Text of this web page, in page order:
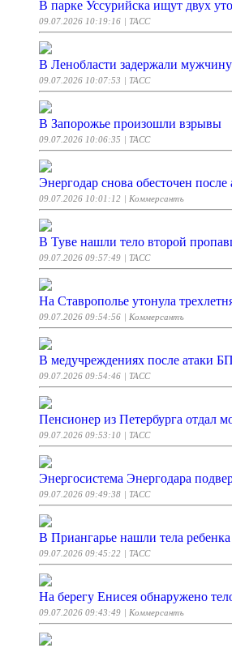
В парке Уссурийска ищут двух
09.07.2026 10:19:16 | ТАСС
В Ленобласти задержали мужчину
09.07.2026 10:07:53 | ТАСС
В Запорожье произошли взрывы
09.07.2026 10:06:35 | ТАСС
Энергодар снова обесточен
09.07.2026 10:01:12 | Коммерсантъ
В Туве нашли тело второй
09.07.2026 09:57:49 | ТАСС
На Ставрополье утонула
09.07.2026 09:54:56 | Коммерсантъ
В медучреждениях после атаки
09.07.2026 09:54:46 | ТАСС
Пенсионер из Петербурга отдал
09.07.2026 09:53:10 | ТАСС
Энергосистема Энергодара
09.07.2026 09:49:38 | ТАСС
В Приангарье нашли тела
09.07.2026 09:45:22 | ТАСС
На берегу Енисея обнаружено
09.07.2026 09:43:49 | Коммерсантъ